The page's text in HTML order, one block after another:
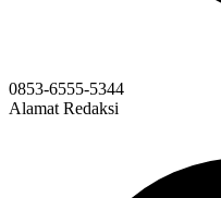
0853-6555-5344
Alamat Redaksi